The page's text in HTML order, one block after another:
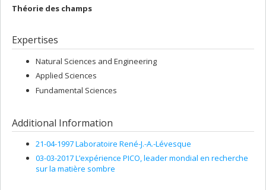
Théorie des champs
Expertises
Natural Sciences and Engineering
Applied Sciences
Fundamental Sciences
Additional Information
21-04-1997 Laboratoire René-J.-A.-Lévesque
03-03-2017 L’expérience PICO, leader mondial en recherche
sur la matière sombre